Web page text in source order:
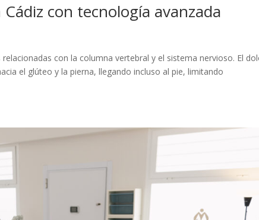
con tecnología avanzada
con la columna vertebral y el sistema nervioso. El
el glúteo y la pierna, llegando incluso al pie, limitando